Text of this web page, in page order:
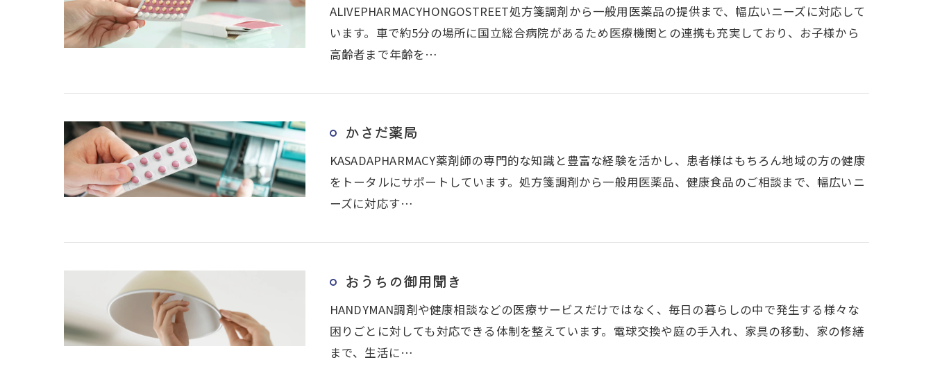
ALIVEPHARMACYHONGOSTREET処方箋調剤から一般用医薬品の提供まで、幅広いニーズに対応して
います。車で約5分の場所に国立総合病院があるため医療機関との連携も充実しており、お子様から
高齢者まで年齢を…
かさだ薬局
KASADAPHARMACY薬剤師の専門的な知識と豊富な経験を活かし、患者様はもちろん地域の方の健康
をトータルにサポートしています。処方箋調剤から一般用医薬品、健康食品のご相談まで、幅広いニ
ーズに対応す…
おうちの御用聞き
HANDYMAN調剤や健康相談などの医療サービスだけではなく、毎日の暮らしの中で発生する様々な
困りごとに対しても対応できる体制を整えています。電球交換や庭の手入れ、家具の移動、家の修繕
まで、生活に…